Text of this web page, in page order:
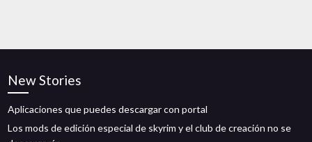
New Stories
Aplicaciones que puedes descargar con portal
Los mods de edición especial de skyrim y el club de creación no se